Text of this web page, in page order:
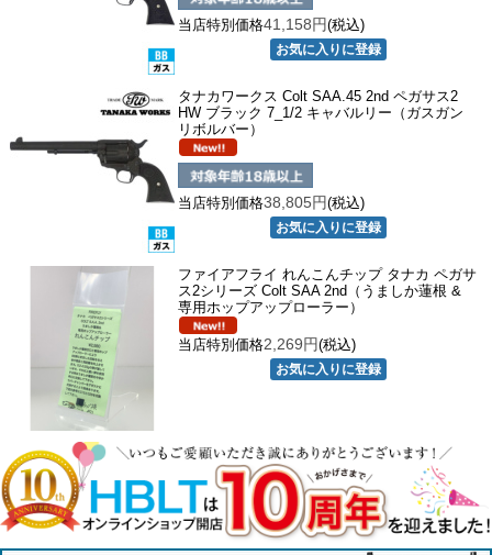
当店特別価格41,158円(税込)
タナカワークス Colt SAA.45 2nd ペガサス2
HW ブラック 7_1/2 キャバルリー（ガスガン
リボルバー）
当店特別価格38,805円(税込)
ファイアフライ れんこんチップ タナカ ペガサ
ス2シリーズ Colt SAA 2nd（うましか蓮根 &
専用ホップアップローラー）
当店特別価格2,269円(税込)